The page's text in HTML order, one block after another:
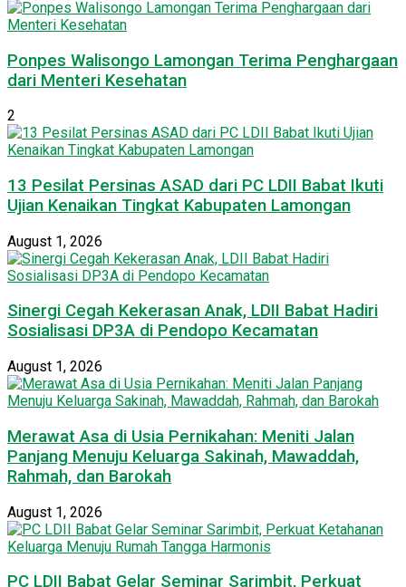
Ponpes Walisongo Lamongan Terima Penghargaan
dari Menteri Kesehatan
2
13 Pesilat Persinas ASAD dari PC LDII Babat Ikuti
Ujian Kenaikan Tingkat Kabupaten Lamongan
August 1, 2026
Sinergi Cegah Kekerasan Anak, LDII Babat Hadiri
Sosialisasi DP3A di Pendopo Kecamatan
August 1, 2026
Merawat Asa di Usia Pernikahan: Meniti Jalan
Panjang Menuju Keluarga Sakinah, Mawaddah,
Rahmah, dan Barokah
August 1, 2026
PC LDII Babat Gelar Seminar Sarimbit, Perkuat